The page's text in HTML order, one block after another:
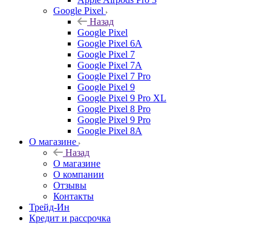
Google Pixel
Назад
Google Pixel
Google Pixel 6A
Google Pixel 7
Google Pixel 7А
Google Pixel 7 Pro
Google Pixel 9
Google Pixel 9 Pro XL
Google Pixel 8 Pro
Google Pixel 9 Pro
Google Pixel 8A
О магазине
Назад
О магазине
О компании
Отзывы
Контакты
Трейд-Ин
Кредит и рассрочка